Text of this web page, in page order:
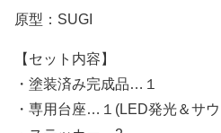
原型：SUGI
【セット内容】
・塗装済み完成品…１
・専用台座…１(LED発光＆サ